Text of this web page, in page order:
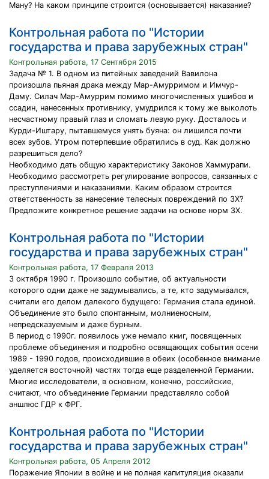
Ману? На каком принципе строится (основывается) наказание?
Контрольная работа по "Истории
государства и права зарубежных стран"
Контрольная работа, 17 Сентября 2015
Задача № 1. В одном из питейных заведений Вавилона
произошла пьяная драка между Мар-Амурримом и Имчур-
Даму. Силач Мар-Амуррим помимо многочисленных ушибов и
ссадин, нанесенных противнику, умудрился к тому же выколоть
несчастному правый глаз и сломать левую руку. Досталось и
Курди-Иштару, пытавшемуся унять буяна: он лишился почти
всех зубов. Утром потерпевшие обратились в суд. Как должно
разрешиться дело?
Необходимо дать общую характеристику Законов Хаммурапи.
Необходимо рассмотреть регулирование вопросов, связанных с
преступлениями и наказаниями. Каким образом строится
ответственность за нанесение телесных повреждений по ЗХ?
Предложите конкретное решение задачи на основе норм ЗХ.
Контрольная работа по "Истории
государства и права зарубежных стран"
Контрольная работа, 17 Февраля 2013
3 октября 1990 г. Произошло событие, об актуальности
которого одни даже не задумывались, а те, кто задумывался,
считали его делом далекого будущего: Германия стала единой.
Объединение это было спонтанным, молниеносным,
непредсказуемым и даже бурным.
В период с 1990г. появилось уже немало книг, посвященных
проблеме объединения и подробно освящающих события осени
1989 - 1990 годов, происходившие в обеих (особенное внимание
уделяется восточной) частях тогда еще разделенной Германии.
Многие исследователи, в основном, конечно, российские,
считают, что объединение Германии представляло собой
аншлюс ГДР к ФРГ.
Контрольная работа по "Истории
государства и права зарубежных стран"
Контрольная работа, 05 Апреля 2012
Поражение Японии в войне и не полная капитуляция оказали